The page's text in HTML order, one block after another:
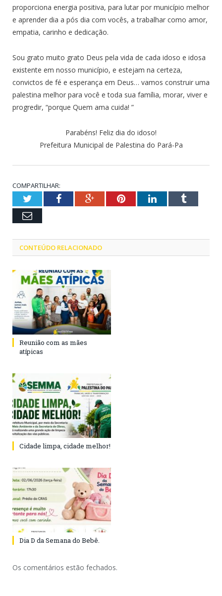
proporciona energia positiva, para lutar por município melhor
e aprender dia a pós dia com vocês, a trabalhar como amor,
empatia, carinho e dedicação.
Sou grato muito grato Deus pela vida de cada idoso e idosa
existente em nosso município, e estejam na certeza,
convictos de fé e esperança em Deus… vamos construir uma
palestina melhor para você e toda sua família, morar, viver e
progredir, “porque Quem ama cuida! ”
Parabéns! Feliz dia do idoso!
Prefeitura Municipal de Palestina do Pará-Pa
COMPARTILHAR:
TwitterFacebookGoogle+PinterestLinkedInTumblr
Email
CONTEÚDO RELACIONADO
Reunião com as mães
atípicas
Cidade limpa, cidade melhor!
Dia D da Semana do Bebê.
Os comentários estão fechados.